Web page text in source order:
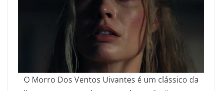
O Morro Dos Ventos Uivantes é um clássico da